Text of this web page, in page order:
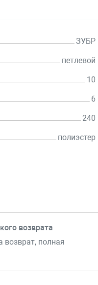
ЗУБР
петлевой
10
6
240
полиэстер
возврата
возврат, полная